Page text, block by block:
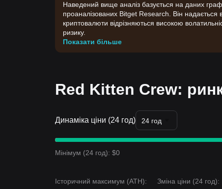
Наведений вище аналіз базується на даних
проаналізованих Bitget Research. Він
криптовалюти відрізняються високою
ризику.
Показати більше
Red Kitten Crew:
Динаміка ціни (24 год) 24 год
Мінімум (24 год): $0
Історичний максимум (ATH):
Зміна ціни (24 год):